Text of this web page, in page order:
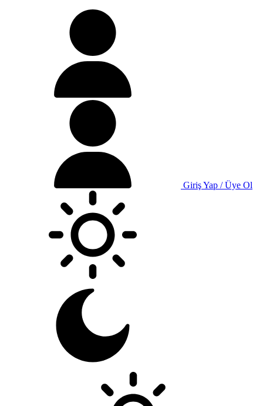
Giriş Yap / Üye Ol